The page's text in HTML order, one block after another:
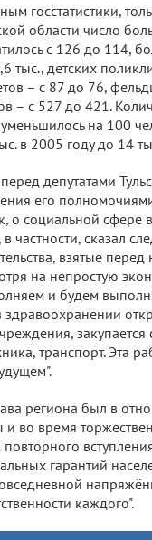
госстатистики,
области число
с 126 до 114,
тыс., детских
– с 87 до 76,
– с 527 до 421.
на 100
в 2005 году до 14
депутатами
его
о социальной сфере
частности, сказал
взятые
на непростую
и будем
здравоохранении
транспорт. Эта
региона был в
во время
гарантий
каждого".